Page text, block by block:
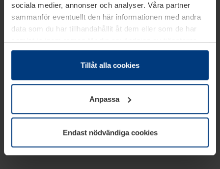
sociala medier, annonser och analyser. Våra partner
sammanför eventuellt den här informationen med andra
data som du har tillhandahållit åt dem eller som de har
samlat in inom ramen för din användning av tjänsterna.
Juridiskt kan vi lagra kakor på din enhet, om de är
absolut nödvändiga för driften av den här webbplatsen.
godkännande kan du när som helst ändra eller återkalla i
informationen om kakor underDataskyddsförklaring
vår webbplats.
Tillåt alla cookies
Anpassa
Endast nödvändiga cookies